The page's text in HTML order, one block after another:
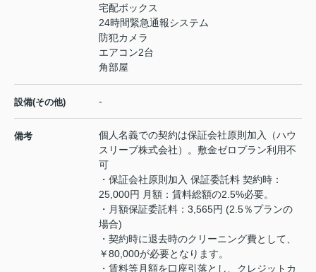
宅配ボックス
24時間緊急通報システム
防犯カメラ
エアコン2台
角部屋
設備(その他) -
備考
個人名義での契約は保証会社原則加入（ハウ
スリーブ株式会社）。敷金ゼロプラン利用不
可
・保証会社原則加入 保証委託料 契約時：
25,000円 月額：賃料総額の2.5%必要。
・月額保証委託料：3,565円 (2.5％プランの
場合)
・契約時に退去時のクリーニング費として、
￥80,000が必要となります。
・賃料等月額を口座引落とし、クレジットカ